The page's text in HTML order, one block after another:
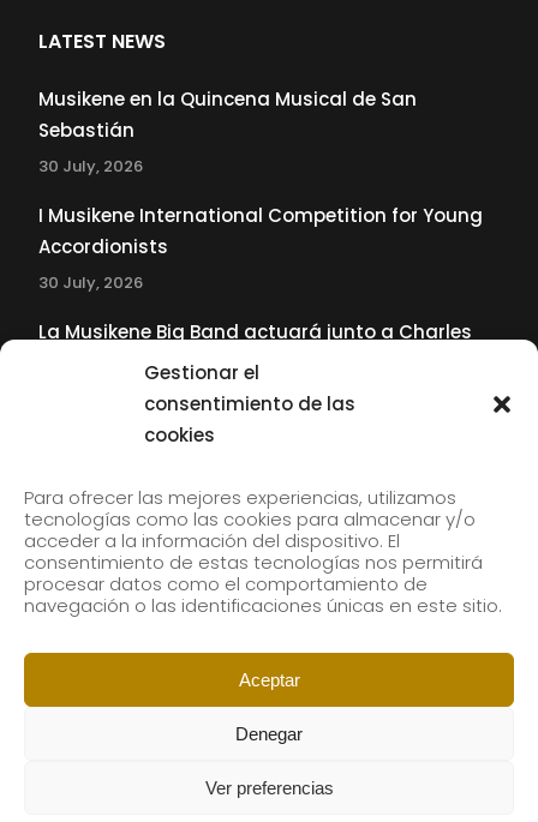
Gestionar el
consentimiento de las
cookies
Para ofrecer las mejores experiencias, utilizamos
tecnologías como las cookies para almacenar y/o
acceder a la información del dispositivo. El
consentimiento de estas tecnologías nos permitirá
procesar datos como el comportamiento de
navegación o las identificaciones únicas en este sitio.
Aceptar
Denegar
Ver preferencias
LATEST NEWS
Musikene en la Quincena Musical de San
Sebastián
30 July, 2026
I Musikene International Competition for Young
Accordionists
30 July, 2026
La Musikene Big Band actuará junto a Charles
Tolliver en el 61 Jazzaldia
Subscribe to our newsletter to receive our news by
email.